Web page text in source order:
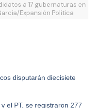
a 17 gubernaturas en
Expansión Política
disputarán diecisiete
el PT, se registraron 277